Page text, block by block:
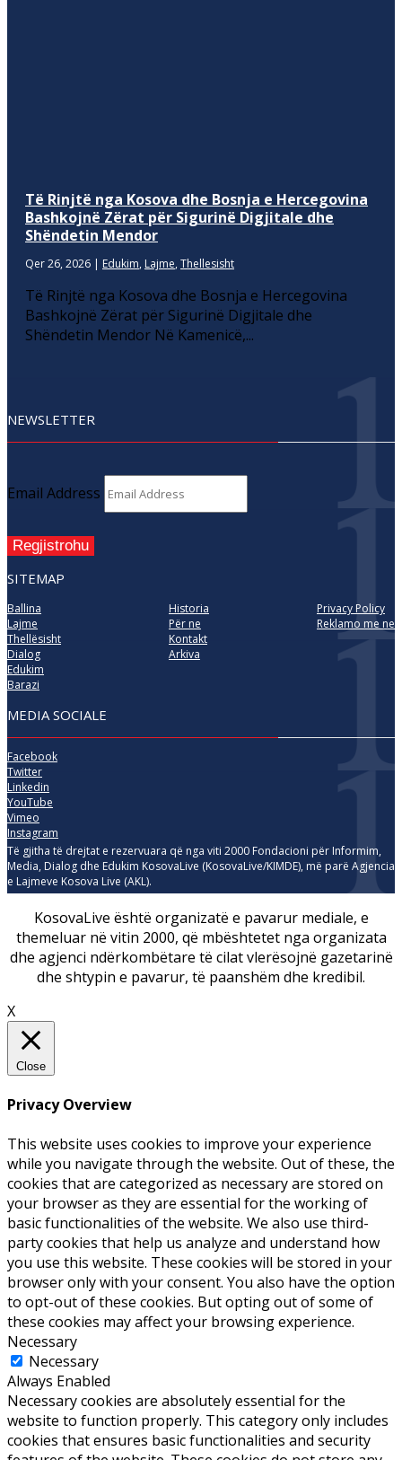
Të Rinjtë nga Kosova dhe Bosnja e Hercegovina
Bashkojnë Zërat për Sigurinë Digjitale dhe
Shëndetin Mendor
Qer 26, 2026 | Edukim, Lajme, Thellesisht
Të Rinjtë nga Kosova dhe Bosnja e Hercegovina
Bashkojnë Zërat për Sigurinë Digjitale dhe
Shëndetin Mendor Në Kamenicë,...
NEWSLETTER
Email Address
Regjistrohu
SITEMAP
Ballina
Lajme
Thellësisht
Dialog
Edukim
Barazi
Historia
Për ne
Kontakt
Arkiva
Privacy Policy
Reklamo me ne
MEDIA SOCIALE
Facebook
Twitter
Linkedin
YouTube
Vimeo
Instagram
Të gjitha të drejtat e rezervuara që nga viti 2000 Fondacioni për Informim,
Media, Dialog dhe Edukim KosovaLive (KosovaLive/KIMDE), më parë Agjencia
e Lajmeve Kosova Live (AKL).
KosovaLive është organizatë e pavarur mediale, e
themeluar në vitin 2000, që mbështetet nga organizata
dhe agjenci ndërkombëtare të cilat vlerësojnë gazetarinë
dhe shtypin e pavarur, të paanshëm dhe kredibil.
X
Close
Privacy Overview
This website uses cookies to improve your experience
while you navigate through the website. Out of these, the
cookies that are categorized as necessary are stored on
your browser as they are essential for the working of
basic functionalities of the website. We also use third-
party cookies that help us analyze and understand how
you use this website. These cookies will be stored in your
browser only with your consent. You also have the option
to opt-out of these cookies. But opting out of some of
these cookies may affect your browsing experience.
Necessary
Necessary
Always Enabled
Necessary cookies are absolutely essential for the
website to function properly. This category only includes
cookies that ensures basic functionalities and security